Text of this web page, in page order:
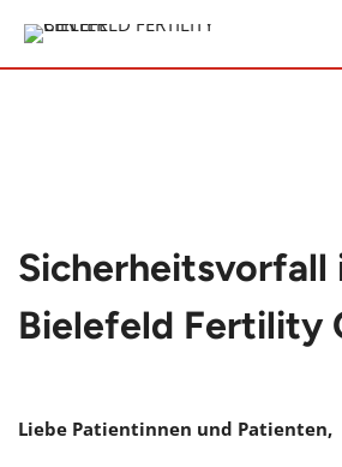
Sicherheitsvorfall
Bielefeld Fertility
Liebe Patientinnen und Patienten,